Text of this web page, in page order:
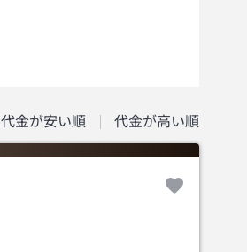
代金が安い順 代金が高い順